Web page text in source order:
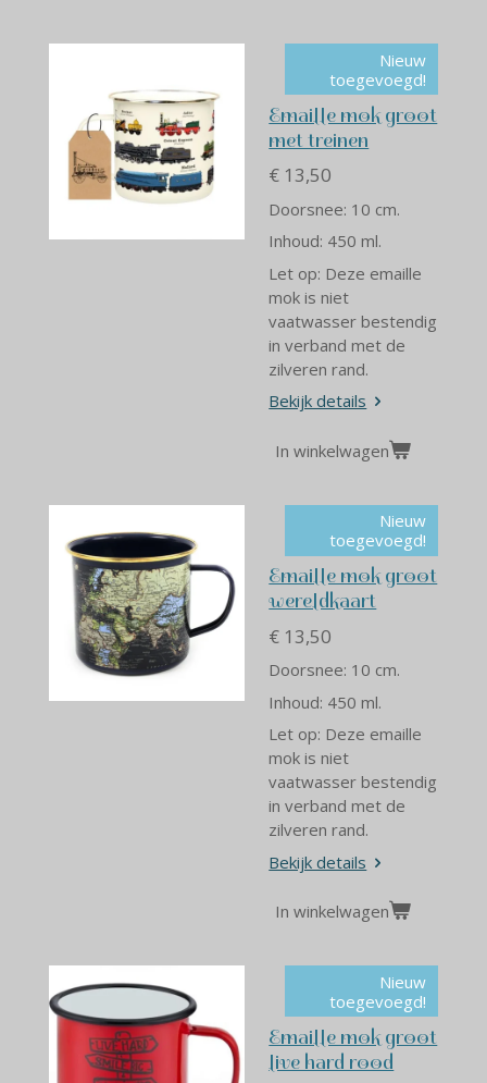
Nieuw
toegevoegd!
Emaille mok groot
met treinen
€ 13,50
Doorsnee: 10 cm.
Inhoud: 450 ml.
Let op: Deze emaille
mok is niet
vaatwasser bestendig
in verband met de
zilveren rand.
Bekijk details
In winkelwagen
Nieuw
toegevoegd!
Emaille mok groot
wereldkaart
€ 13,50
Doorsnee: 10 cm.
Inhoud: 450 ml.
Let op: Deze emaille
mok is niet
vaatwasser bestendig
in verband met de
zilveren rand.
Bekijk details
In winkelwagen
Nieuw
toegevoegd!
Emaille mok groot
live hard rood